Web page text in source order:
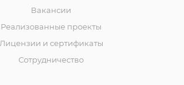
Вакансии
Реализованные проекты
Лицензии и сертификаты
Сотрудничество